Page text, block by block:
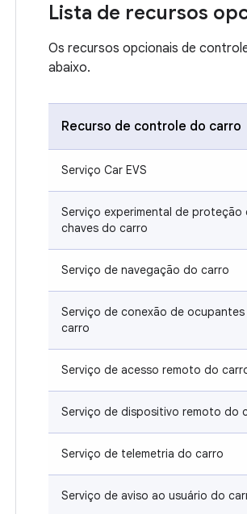
Lista de recursos
Os recursos opcionais de
abaixo.
Recurso de controle do carro
Serviço Car EVS
Serviço experimental de proteção
chaves do carro
Serviço de navegação do carro
Serviço de conexão de
carro
Serviço de acesso remoto do
Serviço de dispositivo remoto do
Serviço de telemetria do carro
Serviço de aviso ao usuário do